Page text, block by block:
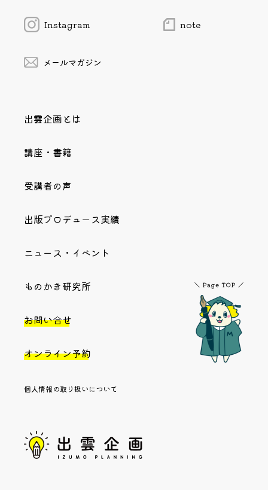
Instagram note
メールマガジン
出雲企画とは
講座・書籍
受講者の声
出版プロデュース実績
ニュース・イベント
ものかき研究所
お問い合せ
オンライン予約
個人情報の取り扱いについて